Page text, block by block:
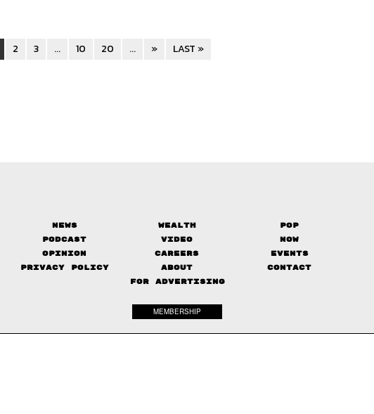
2 3 ... 10 20 ... » LAST »
News Wealth
Pop
Podcast
Video
Now
Opinion
Careers
Events
Privacy Policy
About
Contact
FOR ADVERTISING
MEMBERSHIP